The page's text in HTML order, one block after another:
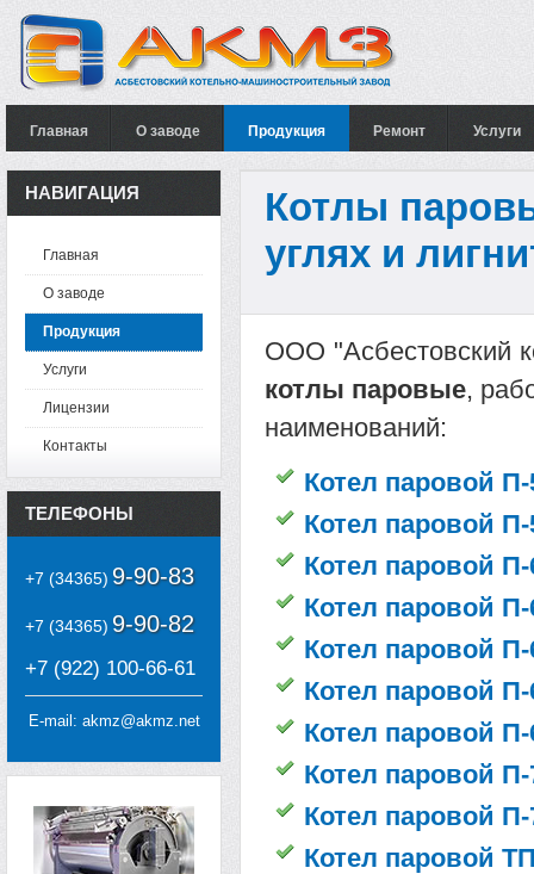
Главная О заводе Продукция Ремонт Услуги
Котлы
углях и
ООО "Асбестовский
котлы паровые,
наименований:
Котел паровой П-
Котел паровой П-
Котел паровой П-
Котел паровой П-
Котел паровой П-
Котел паровой П-
Котел паровой П-
Котел паровой П-
Котел паровой П-
Котел паровой
НАВИГАЦИЯ
Главная
О заводе
Продукция
Услуги
Лицензии
Контакты
ТЕЛЕФОНЫ
+7 (34365) 9-90-83
+7 (34365) 9-90-82
+7 (922) 100-66-61
E-mail: akmz@akmz.net